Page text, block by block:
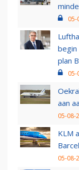
05-
plan B
05-
aan
05-08-
KLM
05-08-